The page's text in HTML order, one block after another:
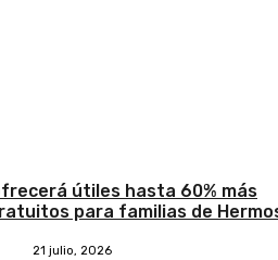
útiles hasta 60% más
para familias de
21 julio, 2026